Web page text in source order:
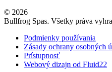
© 2026
Bullfrog Spas. Všetky práva
Podmienky používania
Zásady ochrany osobných
Prístupnosť
Webový dizajn od Fluid22